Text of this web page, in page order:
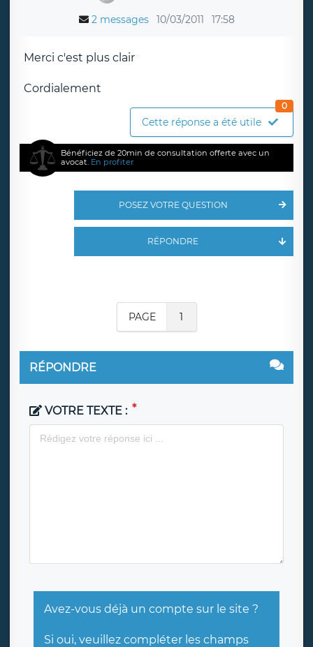
2 messages 10/03/2011 17:58
Merci c'est plus clair
Cordialement
Cette réponse a été utile
0
Bénéficiez de 20min de consultation offerte avec un
avocat. En profiter
POSEZ VOTRE QUESTION
RÉPONDRE
PAGE 1
RÉPONDRE
VOTRE TEXTE :
Avez-vous déjà un compte sur le site ?
Si oui, veuillez compléter les champs